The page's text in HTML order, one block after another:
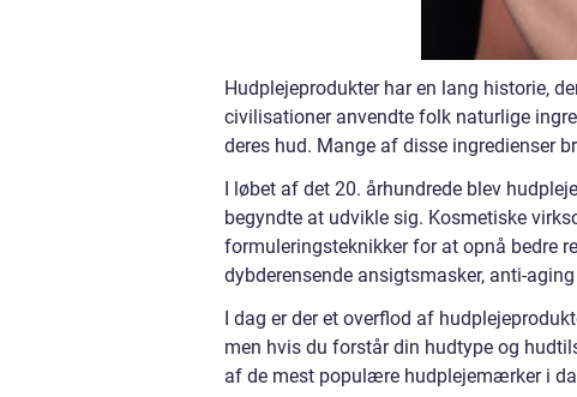
Hudplejeprodukter har en lang historie,
civilisationer anvendte folk naturlige
deres hud. Mange af disse ingredienser
I løbet af det 20. århundrede blev
begyndte at udvikle sig. Kosmetiske
formuleringsteknikker for at opnå bedre
dybderensende ansigtsmasker, anti-
I dag er der et overflod af
men hvis du forstår din hudtype og
af de mest populære hudplejemærker i